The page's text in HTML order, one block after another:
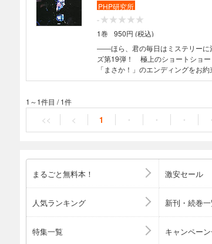
PHP研究所
-
1巻
950円 (税込)
――ほら、君の毎日はミステリーに
ズ第19弾！ 極上のショートショ
「まさか！」のエンディングを
えたおやつ、幽霊騒動、家族の秘
【もくじ】●プロローグ／六年四組
おばあさん／最有力候補／騒がし
鏡の向こう側／お坊ちゃまは名探
1～1件目 /1件
<< < 1 ・ ・ ・ ・
まるごと無料本！ 激安セール
人気ランキング 新刊・続巻
特集一覧 キャンペー